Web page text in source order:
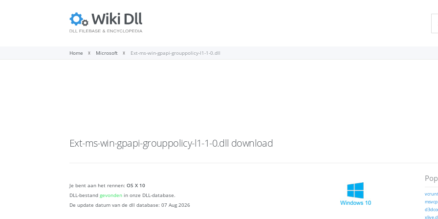
Home Microsoft Ext-ms-win-gpapi-grouppolicy-l1-1-0.dll
Ext-ms-win-gpapi-grouppolicy-l1-1-0.dll download
Je bent aan het rennen: OS X 10
DLL-bestand gevonden in onze DLL-database.
De update datum van de dll database: 07 Aug 2026